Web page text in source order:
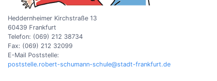
Heddernheimer Kirchstraße 13
60439 Frankfurt
Telefon: (069) 212 38734
Fax: (069) 212 32099
E-Mail Poststelle:
poststelle.robert-schumann-schule@stadt-frankfurt.de